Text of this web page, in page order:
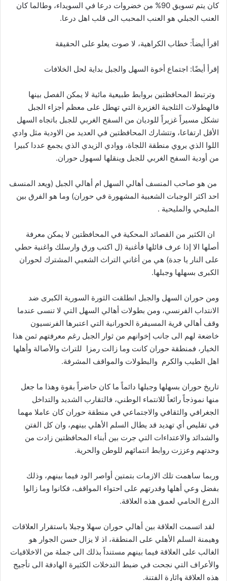
كان يتم تسويق 90% من خضروات درعا في السويداء، وطالما كان
العنب الجبلي هو العنب المحبب الى قلب اهل درعا.
اقرأ أيضاً:خطاب الكراهية، لا صوت يعلو على الحقيقة
إقرأ أيضًا: اجتماع أخوة السهل والجبل بداية لحل الخلافات
وترتبط المحافظتين بروابط طبيعية مائية لا يمكن الفصل بينها
فالهطولات الثلجية الغزيرة التي تهطل على معظم أجزاء الجبل
تشكل مسيراً غزيراً للوديان من السفح الغربي للجبل باتجاه السهل
الأقل ارتفاعا، وتتشارك المحافظتين في العديد من الاودية مثل وادي
اللوا الذي يروي منطقة اللجاة، ووادي الزيدي الذي يجمع عددا كبيرا
من أودية السفح الغربي للجبل وينقلها لسهول حوران.
من هو صاحب المنسف أهالي السهل ام أهالي الجبل (ويعد المنسف
احد اكثر الوجبات الشعبية المشهورة في حوران) وما هو الفرق بين
المليحي والمليحية .
ان الكثير من القصائد المحكية في المحافظتين لا يمكن معرفة
أصلها الا إذا عرف قائلها فأغنية (ل اكتب ورق وارسلك واغنية حطي
على النار يا جدة) هي من أغاني التراث الشعبي المشترك لحوران
الكبرى بسهلها وجبلها.
ومن حوران السهل والجبل انطلقت الثورة السورية الكبرى ضد
الانتداب الفرنسي، ومن بطولات أهالي السهل التي لا تنسى عندما
وقف أهالي قرية المسيفرة الحورانية التي اعتبرها الفرنسيون
خاضعة لهم الى جانب إخوانهم من ثوار الجبل رغم معرفتهم ثمن هذا
الخيار، فمنطقة حوران كانت وما زالت رمزا للتراث والأصالة وأهلها
اهل الطيب والكرم والبطولات والمواقف المشرفة.
تاريخ حوران بسهلها وجبلها دائماً ما كان حاضراً بقوة وهذا ما جعل
منها نموذجاً رائعاً للانتماء الوطني، فالتقارب الشديد والتداخل
الجغرافي والثقافي والاجتماعي في منطقة حوران كان عاملا مهما
في تقليص أي تهديد قد يطال السلم الأهلي بينهم، وان كل الفتن
والشدائد والاعتداءات التي جرت بين أبناء المحافظتين زادت من
وحدتهم وعززت روابط انتمائهم للوطن والحرية.
وربما ساهمت تلك الازمات بتمتين أواصر الود فيما بينهم، وذلك
بفضل وعي أهلها وقدرتهم على احتواء المواقف، فكانوا وما زالوا
الدرع الحامي لعمق هذه العلاقة.
لقد اتسمت العلاقة بين أهالي حوران سهلا وجبلا باستقرار العلاقات
وهيمنة السلم الأهلي على المنطقة، اذ لا يزال حسن الجوار هو
الغالب على العلاقة فيما بينهم مستنداً بذلك الى جملة من الاخلاقيات
والأعراف التي نجحت في ضبط التدخلات الكثيرة الهادفة الى تأجيج
هذه العلاقة واثارة الفتنة.